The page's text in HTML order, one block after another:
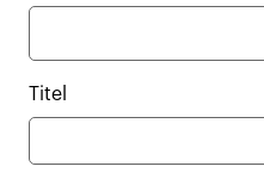
Titel